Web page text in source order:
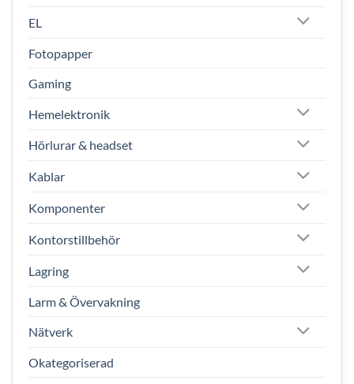
EL
Fotopapper
Gaming
Hemelektronik
Hörlurar & headset
Kablar
Komponenter
Kontorstillbehör
Lagring
Larm & Övervakning
Nätverk
Okategoriserad